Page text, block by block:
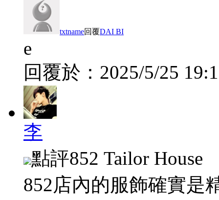
txtname回覆DAI BI
e
回覆於： 2025/5/25
李
點評852 Tailor House
852店內的服飾確實是